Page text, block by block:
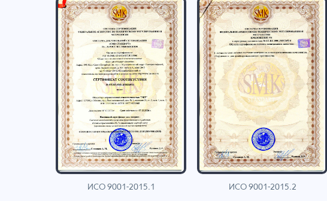
ИСО 9001-2015.1 ИСО 9001-2015.2